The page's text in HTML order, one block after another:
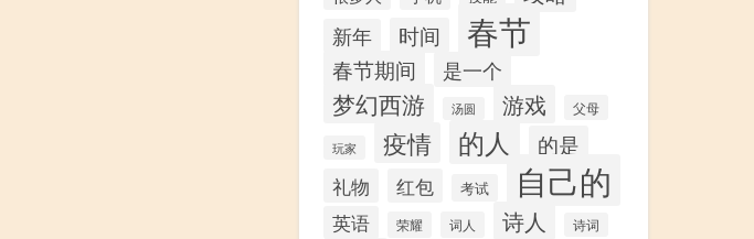
新年 时间 春节
春节期间 是一个
梦幻西游 汤圆 游戏 父母
玩家 疫情 的人 的是
礼物 红包 考试 自己的
英语 荣耀 词人 诗人 诗词